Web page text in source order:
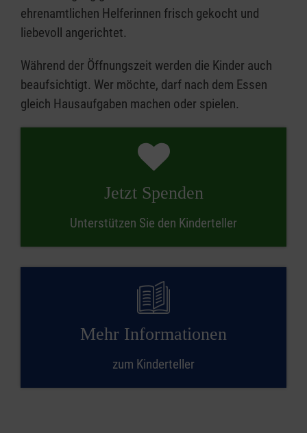
ehrenamtlichen Helferinnen frisch gekocht und
liebevoll angerichtet.
Während der Öffnungszeit werden die Kinder auch
beaufsichtigt. Wer möchte, darf nach dem Essen
gleich Hausaufgaben machen oder spielen.
Jetzt Spenden
Unterstützen Sie den Kinderteller
Mehr Informationen
zum Kinderteller